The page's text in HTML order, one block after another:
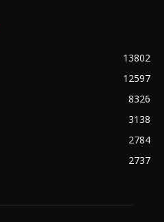
13802
12597
8326
3138
2784
2737